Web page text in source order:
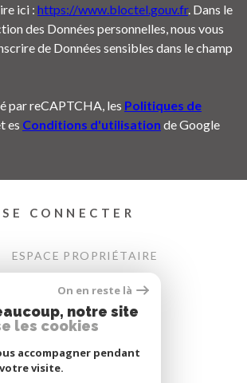
ici : https://www.bloctel.gouv.fr. Dans le
des Données personnelles, nous vous
de Données sensibles dans le champ
par reCAPTCHA, les Politiques de
es Conditions d'utilisation de Google
SE CONNECTER
ESPACE PROPRIÉTAIRE
On en reste là
notre site
les cookies
accompagner pendant
votre visite.